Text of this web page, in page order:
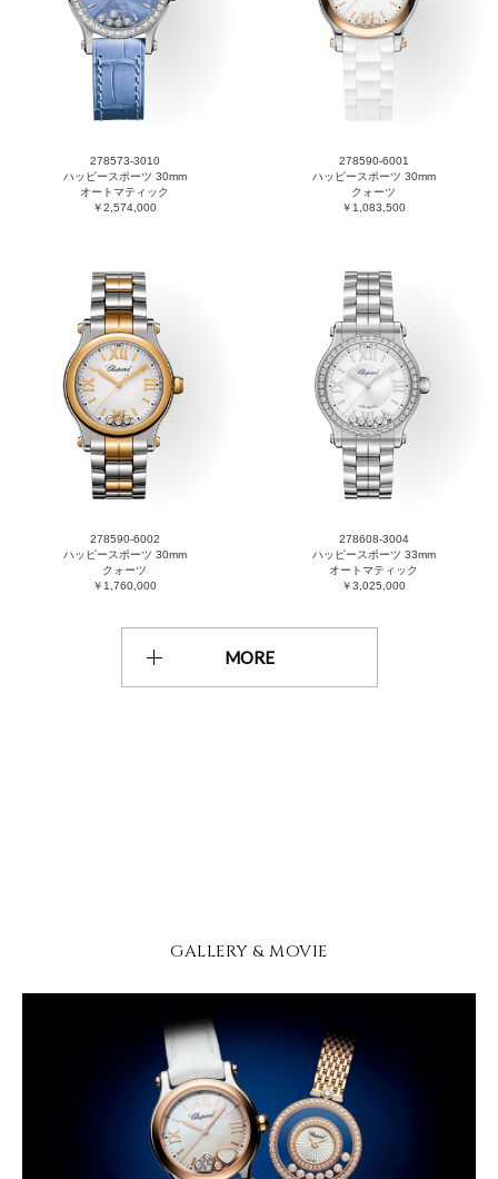
278573-3010
ハッピースポーツ 30mm
オートマティック
￥2,574,000
278590-6001
ハッピースポーツ 30mm
クォーツ
￥1,083,500
278590-6002
ハッピースポーツ 30mm
クォーツ
￥1,760,000
278608-3004
ハッピースポーツ 33mm
オートマティック
￥3,025,000
MORE
GALLERY & MOVIE